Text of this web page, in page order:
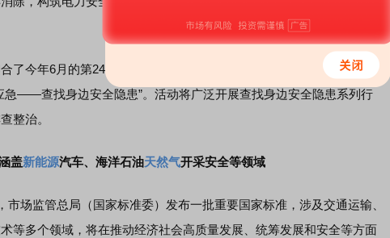
今年6月的第24个全国“安全生产月”时点。今年的“安全生产月”活动
急——查找身边安全隐患”。活动将广泛开展查找身边安全隐患系列行
整治。
盖新能源汽车、海洋石油天然气开采安全等领域
场监管总局（国家标准委）发布一批重要国家标准，涉及交通运输、
等多个领域，将在推动经济社会高质量发展、统筹发展和安全等方面